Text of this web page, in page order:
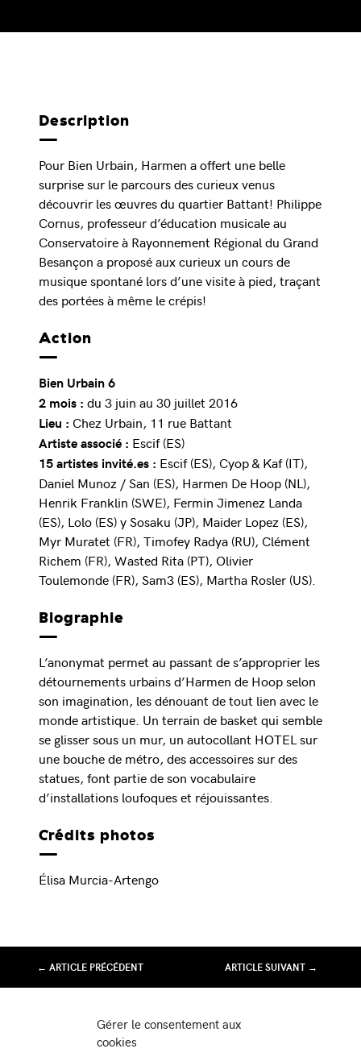
Gérer le consentement aux
cookies
Description
Pour Bien Urbain, Harmen a offert une belle
surprise sur le parcours des curieux venus
découvrir les œuvres du quartier Battant! Philippe
Cornus, professeur d’éducation musicale au
Conservatoire à Rayonnement Régional du Grand
Besançon a proposé aux curieux un cours de
musique spontané lors d’une visite à pied, traçant
des portées à même le crépis!
Action
Bien Urbain 6
2 mois : du 3 juin au 30 juillet 2016
Lieu : Chez Urbain, 11 rue Battant
Artiste associé : Escif (ES)
15 artistes invité.es : Escif (ES), Cyop & Kaf (IT),
Daniel Munoz / San (ES), Harmen De Hoop (NL),
Henrik Franklin (SWE), Fermin Jimenez Landa
(ES), Lolo (ES) y Sosaku (JP), Maider Lopez (ES),
Myr Muratet (FR), Timofey Radya (RU), Clément
Richem (FR), Wasted Rita (PT), Olivier
Toulemonde (FR), Sam3 (ES), Martha Rosler (US).
Biographie
L’anonymat permet au passant de s’approprier les
détournements urbains d’Harmen de Hoop selon
son imagination, les dénouant de tout lien avec le
monde artistique. Un terrain de basket qui semble
se glisser sous un mur, un autocollant HOTEL sur
une bouche de métro, des accessoires sur des
statues, font partie de son vocabulaire
d’installations loufoques et réjouissantes.
Crédits photos
Élisa Murcia-Artengo
← ARTICLE PRÉCÉDENT ARTICLE SUIVANT →
Association Juste Ici